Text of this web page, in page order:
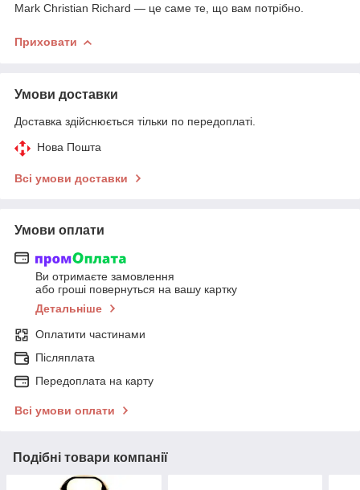
Mark Christian Richard — це саме те, що вам потрібно.
Приховати
Умови доставки
Доставка здійснюється тільки по передоплаті.
Нова Пошта
Всі умови доставки
Умови оплати
Ви отримаєте замовлення
або гроші повернуться на вашу картку
Детальніше
Оплатити частинами
Післяплата
Передоплата на карту
Всі умови оплати
Подібні товари компанії